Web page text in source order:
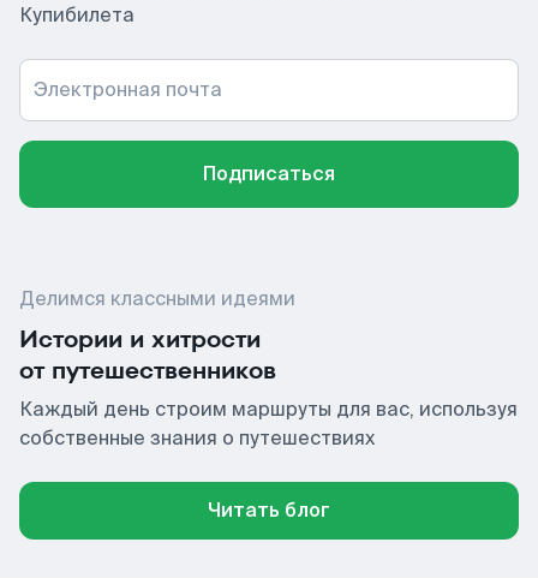
Купибилета
Электронная почта
Подписаться
Делимся классными идеями
Истории и хитрости
от путешественников
Каждый день строим маршруты для вас, используя
собственные знания о путешествиях
Читать блог